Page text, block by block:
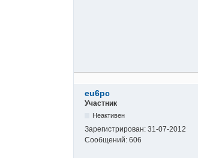
eu6pc
Участник
Неактивен
Зарегистрирован: 31-07-2012
Сообщений: 606